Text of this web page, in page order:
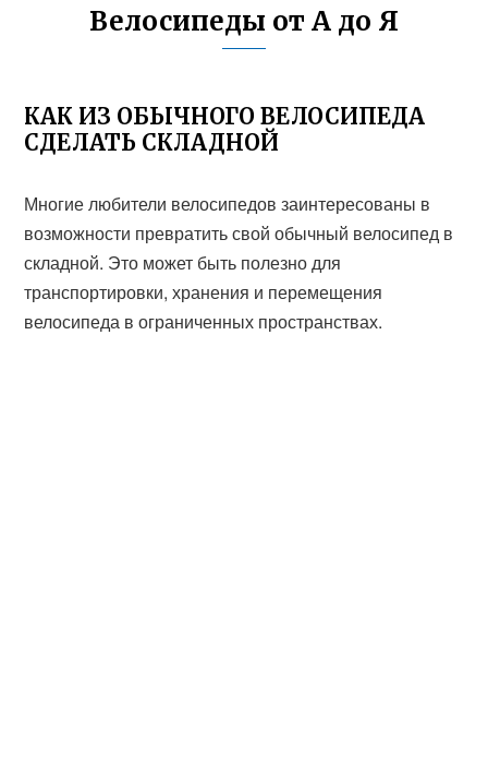
Велосипеды от А до Я
КАК ИЗ ОБЫЧНОГО ВЕЛОСИПЕДА
СДЕЛАТЬ СКЛАДНОЙ
Многие любители велосипедов заинтересованы в
возможности превратить свой обычный велосипед в
складной. Это может быть полезно для
транспортировки, хранения и перемещения
велосипеда в ограниченных пространствах.